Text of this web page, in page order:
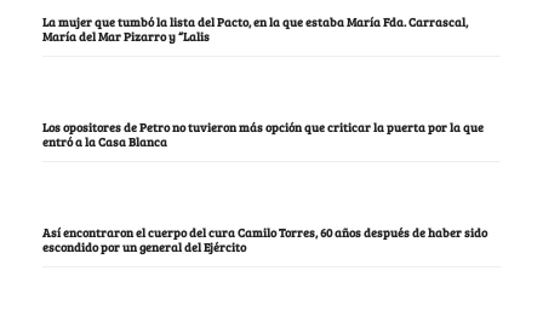
La mujer que tumbó la lista del Pacto, en la que estaba María Fda. Carrascal,
María del Mar Pizarro y “Lalis
Los opositores de Petro no tuvieron más opción que criticar la puerta por la que
entró a la Casa Blanca
Así encontraron el cuerpo del cura Camilo Torres, 60 años después de haber sido
escondido por un general del Ejército